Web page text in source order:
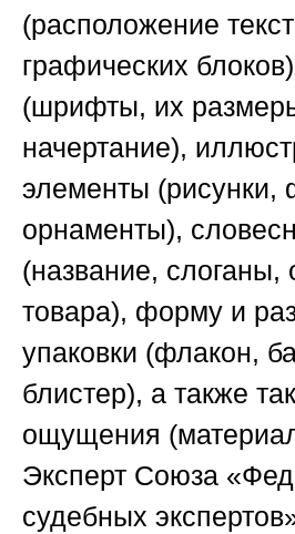
(расположение
графических
(шрифты, их
начертание),
элементы (рисунки,
орнаменты),
(название, слоганы,
товара), форму и
упаковки (флакон,
блистер), а также
ощущения
Эксперт Союза
судебных